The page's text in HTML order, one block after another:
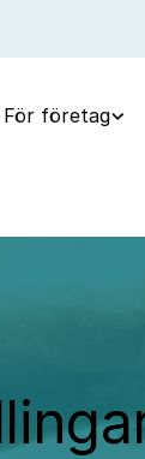
För företag